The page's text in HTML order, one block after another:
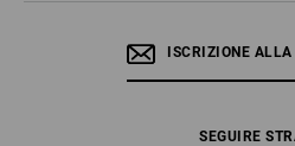
ISCRIZIONE
SEGUIRE